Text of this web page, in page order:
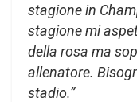
stagione in
stagione mi
della rosa ma
allenatore.
stadio.”